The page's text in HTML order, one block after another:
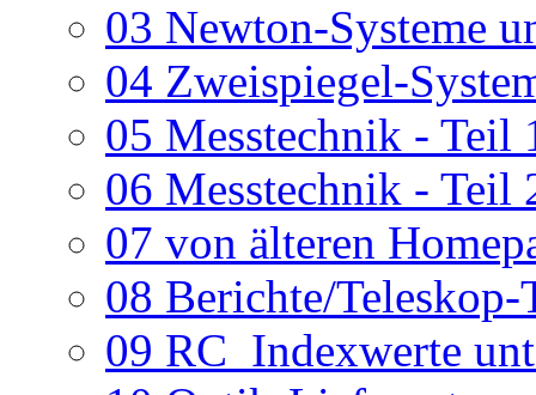
03 Newton-Systeme
04 Zweispiegel-
05 Messtechnik - Teil
06 Messtechnik - Teil
07 von älteren
08 Berichte/
09 RC_Indexwerte